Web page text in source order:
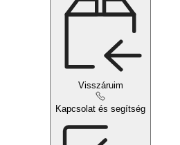
Visszáruim
Kapcsolat és segítség